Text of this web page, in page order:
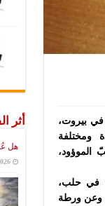
في بيروت،
ومختلفة
الموؤود،
في حلب،
وعن ورطة
أثر
هل